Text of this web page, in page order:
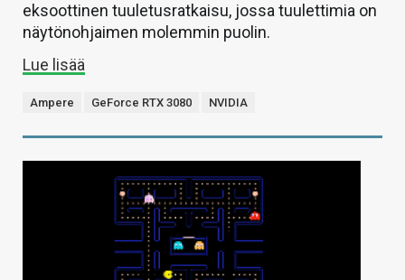
eksoottinen tuuletusratkaisu, jossa tuulettimia on
näytönohjaimen molemmin puolin.
Lue lisää
Ampere GeForce RTX 3080 NVIDIA